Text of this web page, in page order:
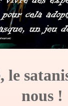
le
nous !